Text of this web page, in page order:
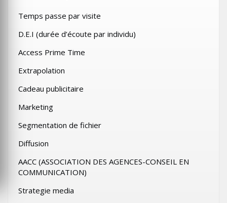
Temps passe par visite
D.E.I (durée d’écoute par individu)
Access Prime Time
Extrapolation
Cadeau publicitaire
Marketing
Segmentation de fichier
Diffusion
AACC (ASSOCIATION DES AGENCES-CONSEIL EN
COMMUNICATION)
Strategie media